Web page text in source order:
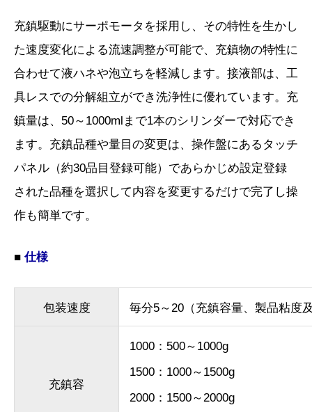
充鎮駆動にサーポモータを採用し、その特性を生かし
た速度変化による流速調整が可能で、充鎮物の特性に
合わせて液ハネや泡立ちを軽減します。接液部は、工
具レスでの分解組立ができ洗浄性に優れています。充
鎮量は、50～1000mlまで1本のシリンダーで対応でき
ます。充鎮品種や量目の変更は、操作盤にあるタッチ
パネル（約30品目登録可能）であらかじめ設定登録
された品種を選択して内容を変更するだけで完了し操
作も簡単です。
■仕様
包装速度 毎分5～20（充鎮容量、製品粘度
充鎮容
1000：500～1000g
1500：1000～1500g
2000：1500～2000g